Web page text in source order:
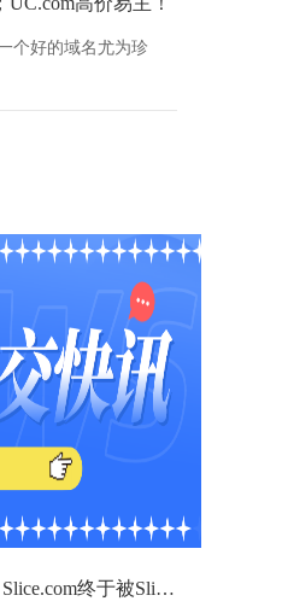
个好的域名尤为珍
Pqw.com超33万高价成交；Slice.com终于被Slice收购！